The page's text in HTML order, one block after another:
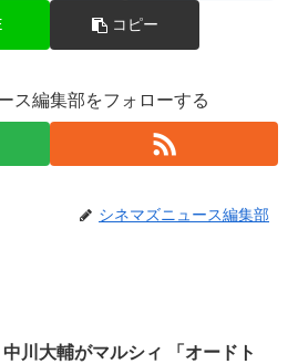
コピー
ス編集部をフォローする
シネマズニュース編集部
中川大輔がマルシィ 「オードト